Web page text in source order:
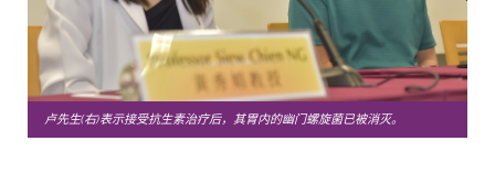
卢先生(右)表示接受抗生素治疗后，其胃内的幽门螺旋菌已被消灭。